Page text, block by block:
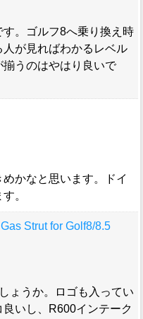
。ゴルフ8へ乗り換え時
が見ればわかるレベル
うのはやはり良いで
かなと思います。ドイ
。
Strut for Golf8/8.5
ょうか。ロゴも入ってい
いし、R600インテーク